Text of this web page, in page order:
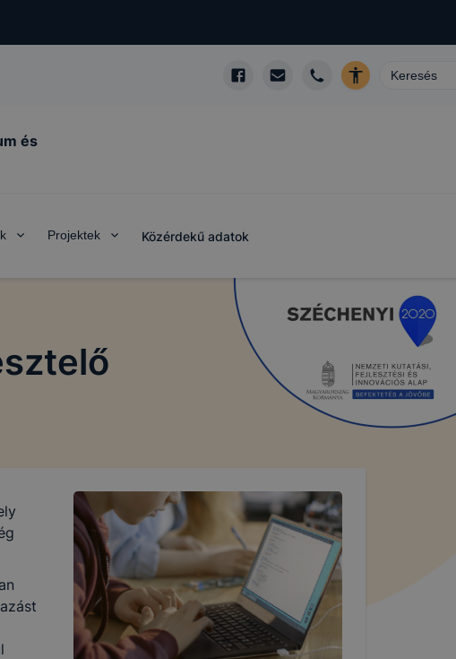
és
Projektek Közérdekű adatok